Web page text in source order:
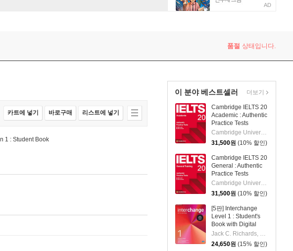
AD
품절 상태입니다.
이 분야 베스트셀러
Cambridge IELTS 20
Academic : Authentic
Practice Tests
Cambridge University Press
31,500원 (10% 할인)
Cambridge IELTS 20
General : Authentic
Practice Tests
Cambridge University Press
31,500원 (10% 할인)
[5판] Interchange
Level 1 : Student's
Book with Digital
Pack, 5/E
Jack C. Richards, Jonathan Hull, Susan Proctor
24,650원 (15% 할인)
더보기
카트에 넣기 바로구매 리스트에 넣기
1 : Student Book